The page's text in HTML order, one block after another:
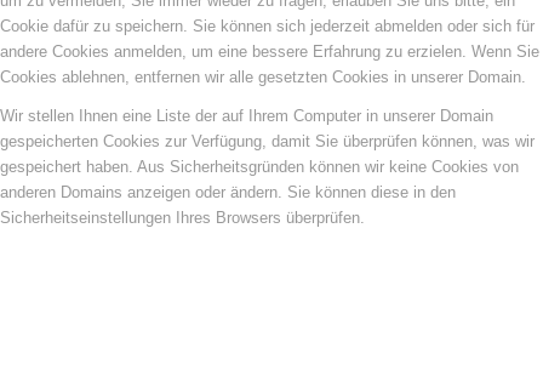
Cookie dafür zu speichern. Sie können sich jederzeit abmelden oder sich für
andere Cookies anmelden, um eine bessere Erfahrung zu erzielen. Wenn Sie
Cookies ablehnen, entfernen wir alle gesetzten Cookies in unserer Domain.
Wir stellen Ihnen eine Liste der auf Ihrem Computer in unserer Domain
gespeicherten Cookies zur Verfügung, damit Sie überprüfen können, was wir
gespeichert haben. Aus Sicherheitsgründen können wir keine Cookies von
anderen Domains anzeigen oder ändern. Sie können diese in den
Sicherheitseinstellungen Ihres Browsers überprüfen.